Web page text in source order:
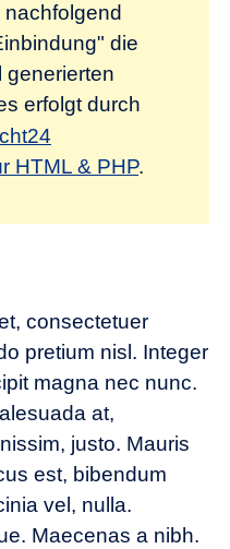
die
generierten
erfolgt durch
HTML & PHP.
consectetuer
pretium nisl. Integer
magna nec nunc.
at,
justo. Mauris
est, bibendum
vel, nulla.
Maecenas a nibh.